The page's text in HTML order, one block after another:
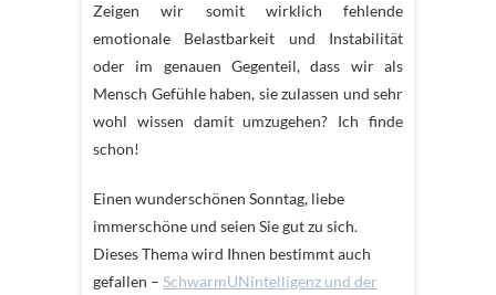
Zeigen wir somit wirklich fehlende
emotionale Belastbarkeit und Instabilität
oder im genauen Gegenteil, dass wir als
Mensch Gefühle haben, sie zulassen und sehr
wohl wissen damit umzugehen? Ich finde
schon!
Einen wunderschönen Sonntag, liebe
immerschöne und seien Sie gut zu sich.
Dieses Thema wird Ihnen bestimmt auch
gefallen – SchwarmUNintelligenz und der